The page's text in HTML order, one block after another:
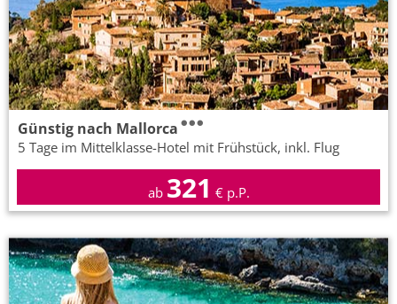
Günstig nach Mallorca
5 Tage im Mittelklasse-Hotel mit Frühstück, inkl. Flug
ab 321 € p.P.